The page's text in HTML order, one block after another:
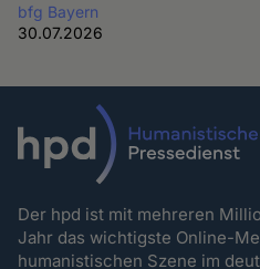
bfg Bayern
30.07.2026
Der hpd ist mit mehreren
Jahr das wichtigste Online-
humanistischen Szene im